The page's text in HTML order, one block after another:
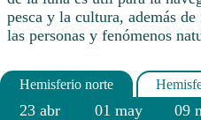
pesca y la cultura, además
las personas y fenómenos
23 abr 01 may 09